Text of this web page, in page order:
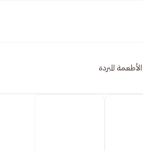
الأطعمة المبردة